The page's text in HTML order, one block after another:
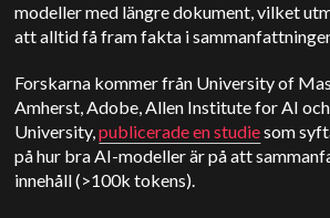
modeller med längre dokument, vilket
att alltid få fram fakta i
Forskarna kommer från University of
Amherst, Adobe, Allen Institute for AI
University,publicerade en studiesom
på hur bra AI-modeller är på att
innehåll (>100k tokens).